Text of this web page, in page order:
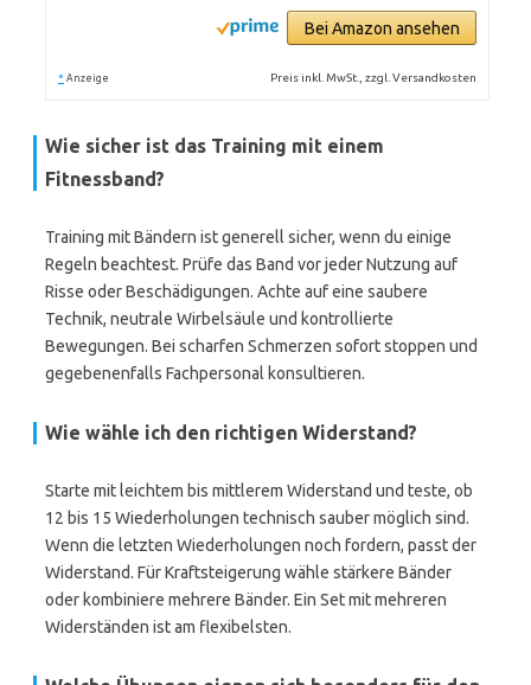
Bei Amazon ansehen
* Anzeige Preis inkl. MwSt., zzgl. Versandkosten
Wie sicher ist das Training mit einem
Fitnessband?
Training mit Bändern ist generell sicher, wenn du einige
Regeln beachtest. Prüfe das Band vor jeder Nutzung auf
Risse oder Beschädigungen. Achte auf eine saubere
Technik, neutrale Wirbelsäule und kontrollierte
Bewegungen. Bei scharfen Schmerzen sofort stoppen und
gegebenenfalls Fachpersonal konsultieren.
Wie wähle ich den richtigen Widerstand?
Starte mit leichtem bis mittlerem Widerstand und teste, ob
12 bis 15 Wiederholungen technisch sauber möglich sind.
Wenn die letzten Wiederholungen noch fordern, passt der
Widerstand. Für Kraftsteigerung wähle stärkere Bänder
oder kombiniere mehrere Bänder. Ein Set mit mehreren
Widerständen ist am flexibelsten.